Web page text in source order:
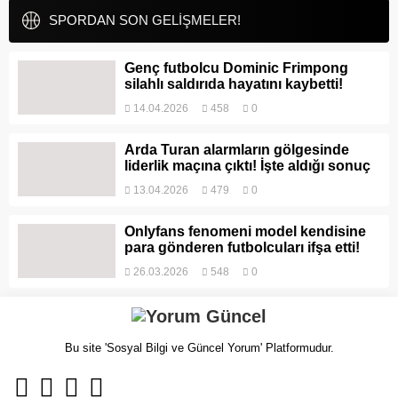
SPORDAN SON GELİŞMELER!
Genç futbolcu Dominic Frimpong
silahlı saldırıda hayatını kaybetti!
14.04.2026 458 0
Arda Turan alarmların gölgesinde
liderlik maçına çıktı! İşte aldığı sonuç
13.04.2026 479 0
Onlyfans fenomeni model kendisine
para gönderen futbolcuları ifşa etti!
26.03.2026 548 0
Bu site 'Sosyal Bilgi ve Güncel Yorum' Platformudur.